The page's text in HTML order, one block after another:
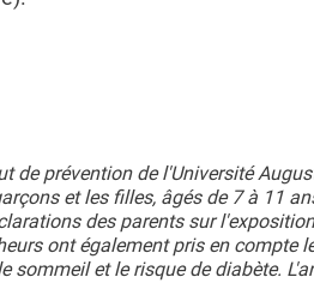
de prévention de l'Université
et les filles, âgés de 7 à 11
des parents sur
ont également pris en
et le risque de diabète.